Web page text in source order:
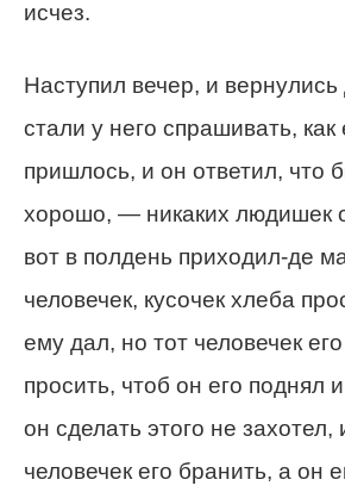
исчез.
Наступил вечер, и вернулись
стали у него спрашивать,
пришлось, и он ответил, что
хорошо, — никаких людишек
вот в полдень приходил-де
человечек, кусочек хлеба
ему дал, но тот человечек
просить, чтоб он его поднял
он сделать этого не захотел,
человечек его бранить, а он